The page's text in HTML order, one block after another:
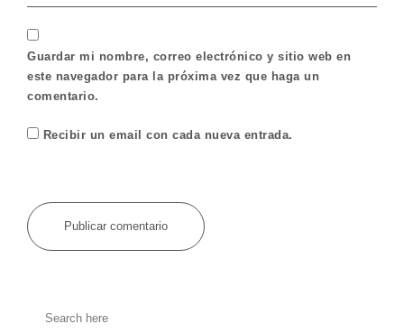
Guardar mi nombre, correo electrónico y sitio web en
este navegador para la próxima vez que haga un
comentario.
Recibir un email con cada nueva entrada.